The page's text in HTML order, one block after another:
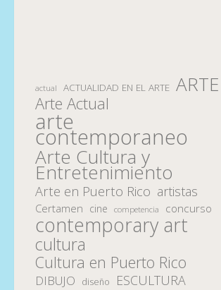
actual ACTUALIDAD EN EL ARTE ARTE
Arte Actual
arte
contemporaneo
Arte Cultura y
Entretenimiento
Arte en Puerto Rico artistas
Certamen cine competencia concurso
contemporary art
cultura
Cultura en Puerto Rico
DIBUJO diseño ESCULTURA